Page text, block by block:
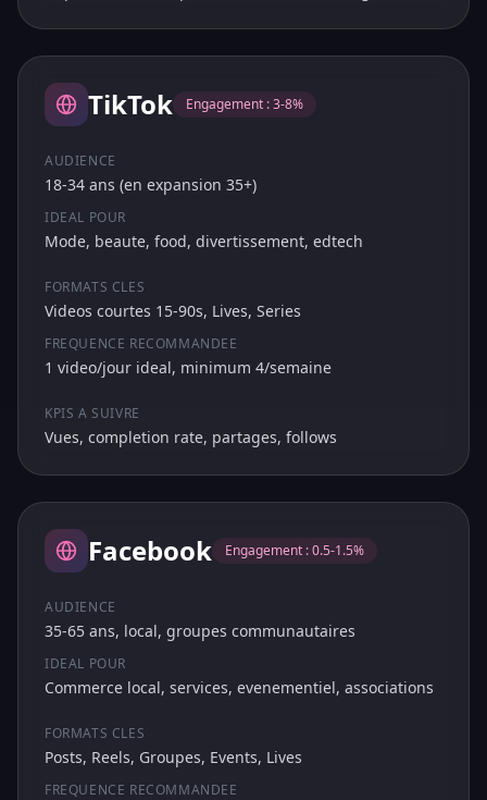
TikTok Engagement :3-8%
AUDIENCE
18-34 ans (en expansion 35+)
IDEAL POUR
Mode, beaute, food, divertissement, edtech
FORMATS CLES
Videos courtes 15-90s, Lives, Series
FREQUENCE RECOMMANDEE
1 video/jour ideal, minimum 4/semaine
KPIS A SUIVRE
Vues, completion rate, partages, follows
Facebook Engagement :0.5-1.5%
AUDIENCE
35-65 ans, local, groupes communautaires
IDEAL POUR
Commerce local, services, evenementiel, associations
FORMATS CLES
Posts, Reels, Groupes, Events, Lives
FREQUENCE RECOMMANDEE